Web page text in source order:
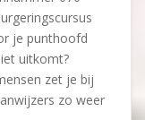
je punthoofd
uitkomt?
zet je bij
zo weer